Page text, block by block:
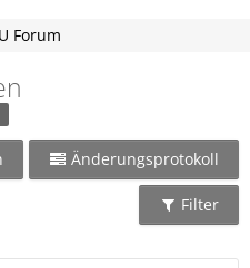
Forum
Änderungsprotokoll
Filter